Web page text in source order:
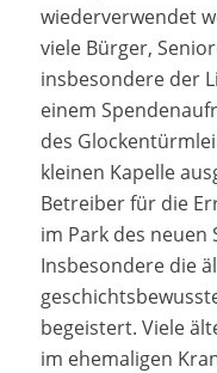
wiederverwendet
viele Bürger,
insbesondere der
einem
des
kleinen Kapelle
Betreiber für die
im Park des
Insbesondere die
begeistert. Viele
im ehemaligen